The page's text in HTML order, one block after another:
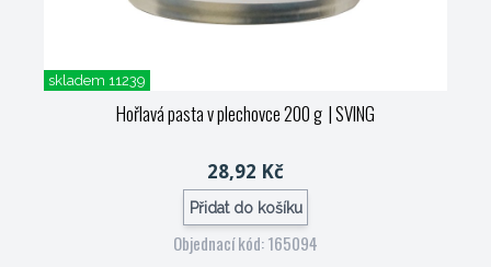
skladem 11239
Hořlavá pasta v plechovce 200 g | SVING
28,92 Kč
Přidat do košíku
Objednací kód: 165094